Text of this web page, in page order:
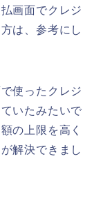
画面でクレジ
は、参考にし
使ったクレジ
いたみたいで
の上限を高く
解決できまし